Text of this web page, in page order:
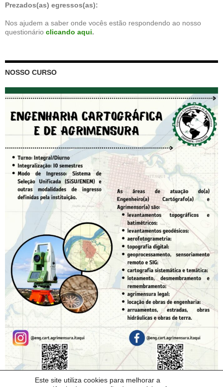
Este site utiliza cookies para melhorar a
Prezados(as) egressos(as):
Nos ajudem a saber onde vocês estão respondendo ao nosso
questionário clicando aqui.
NOSSO CURSO